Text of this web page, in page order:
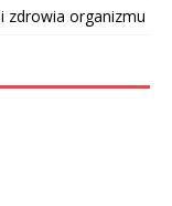
zdrowia organizmu